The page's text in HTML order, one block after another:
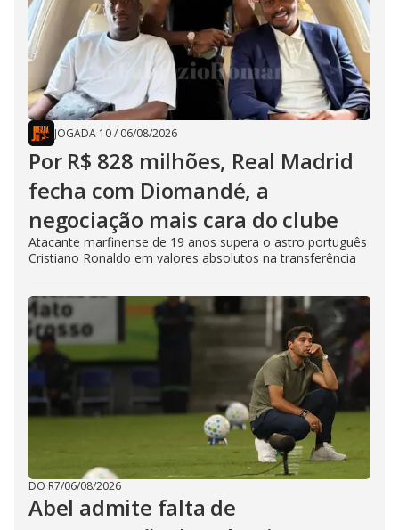
JOGADA 10/ 06/08/2026
Por R$ 828 milhões, Real Madrid
fecha com Diomandé, a
negociação mais cara do clube
Atacante marfinense de 19 anos supera o astro português
Cristiano Ronaldo em valores absolutos na transferência
DO R7/06/08/2026
Abel admite falta de